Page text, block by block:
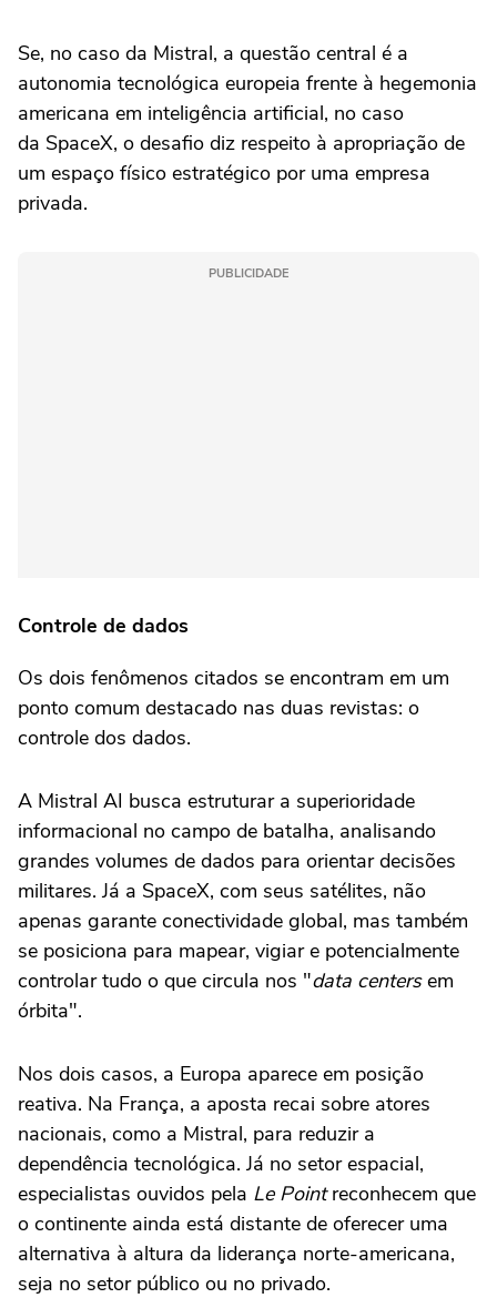
Se, no caso da Mistral, a questão central é a
autonomia tecnológica europeia frente à hegemonia
americana em inteligência artificial, no caso
da SpaceX, o desafio diz respeito à apropriação de
um espaço físico estratégico por uma empresa
privada.
PUBLICIDADE
Controle de dados
Os dois fenômenos citados se encontram em um
ponto comum destacado nas duas revistas: o
controle dos dados.
A Mistral AI busca estruturar a superioridade
informacional no campo de batalha, analisando
grandes volumes de dados para orientar decisões
militares. Já a SpaceX, com seus satélites, não
apenas garante conectividade global, mas também
se posiciona para mapear, vigiar e potencialmente
controlar tudo o que circula nos "data centersem
órbita".
Nos dois casos, a Europa aparece em posição
reativa. Na França, a aposta recai sobre atores
nacionais, como a Mistral, para reduzir a
dependência tecnológica. Já no setor espacial,
especialistas ouvidos pela Le Pointreconhecem que
o continente ainda está distante de oferecer uma
alternativa à altura da liderança norte-americana,
seja no setor público ou no privado.